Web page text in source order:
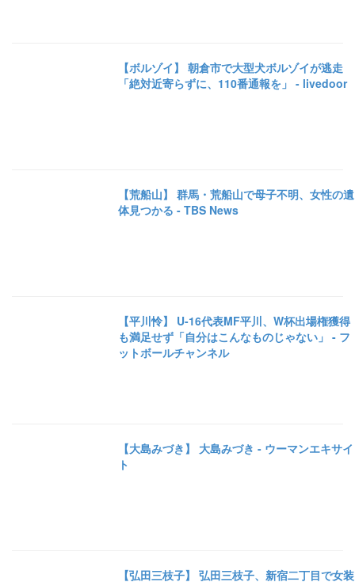
【ボルゾイ】 朝倉市で大型犬ボルゾイが逃走
「絶対近寄らずに、110番通報を」 - livedoor
【荒船山】 群馬・荒船山で母子不明、女性の遺
体見つかる - TBS News
【平川怜】 U-16代表MF平川、W杯出場権獲得
も満足せず「自分はこんなものじゃない」 - フ
ットボールチャンネル
【大島みづき】 大島みづき - ウーマンエキサイ
ト
【弘田三枝子】 弘田三枝子、新宿二丁目で女装